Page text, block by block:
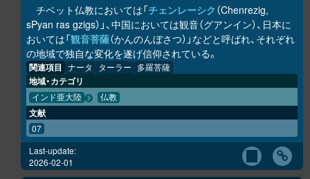
チベット仏教においては「チェンレーシク （Chenrezig,
sPyan ras gzigs）」、中国においては観音（グアンイン）、日本に
おいては「観音菩薩（かんのんぼさつ）」などと呼ばれ、それぞれ
の地域で独自な変化を遂げ信仰されている。
関連項目 ナータ ターラー 多羅菩薩
地域・カテゴリ
インド亜大陸 仏教
文献
07
Last-update:
2026-02-01